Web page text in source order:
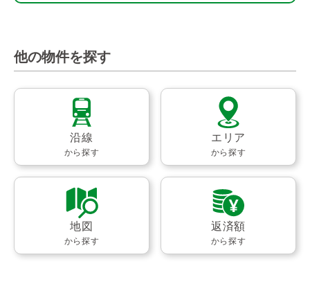
他の物件を探す
沿線
から探す
エリア
から探す
地図
から探す
返済額
から探す